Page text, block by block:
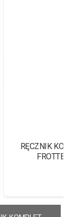
2x70X140
BEŻ